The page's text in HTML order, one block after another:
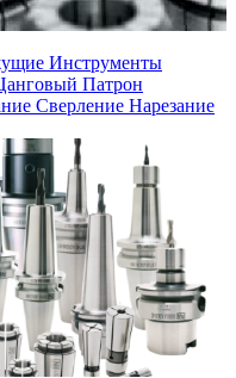
Инструменты
Патрон
Сверление Нарезание